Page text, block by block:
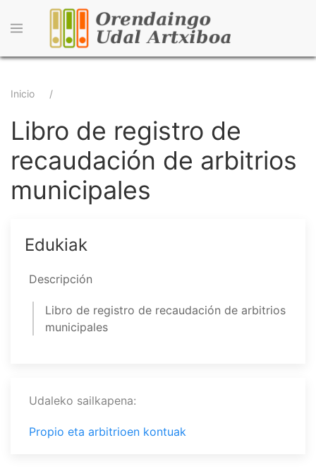
contenido
principal
Sobrescribir
enlaces
de
ayuda
a
navegación
Inicio
Libro de registro de
recaudación de arbitrios
municipales
Edukiak
Descripción
Libro de registro de recaudación de arbitrios
municipales
Udaleko sailkapena
Propio eta arbitrioen kontuak